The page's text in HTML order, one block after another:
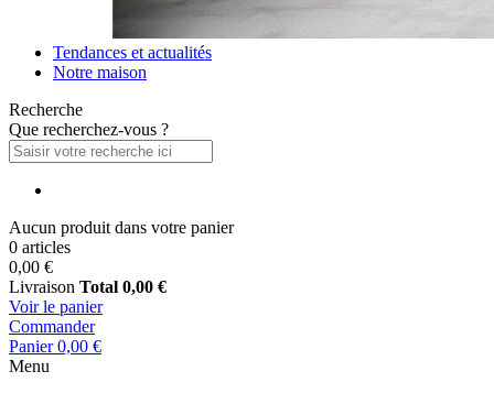
Tendances et actualités
Notre maison
Recherche
Que recherchez-vous ?
Aucun produit dans votre panier
0 articles
0,00 €
Livraison Total 0,00 €
Voir le panier
Commander
Panier 0,00 €
Menu